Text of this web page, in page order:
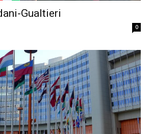
Gualtieri
0